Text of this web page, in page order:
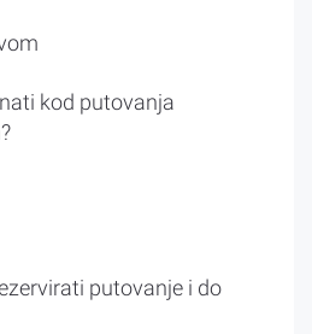
kod putovanja
putovanje i do